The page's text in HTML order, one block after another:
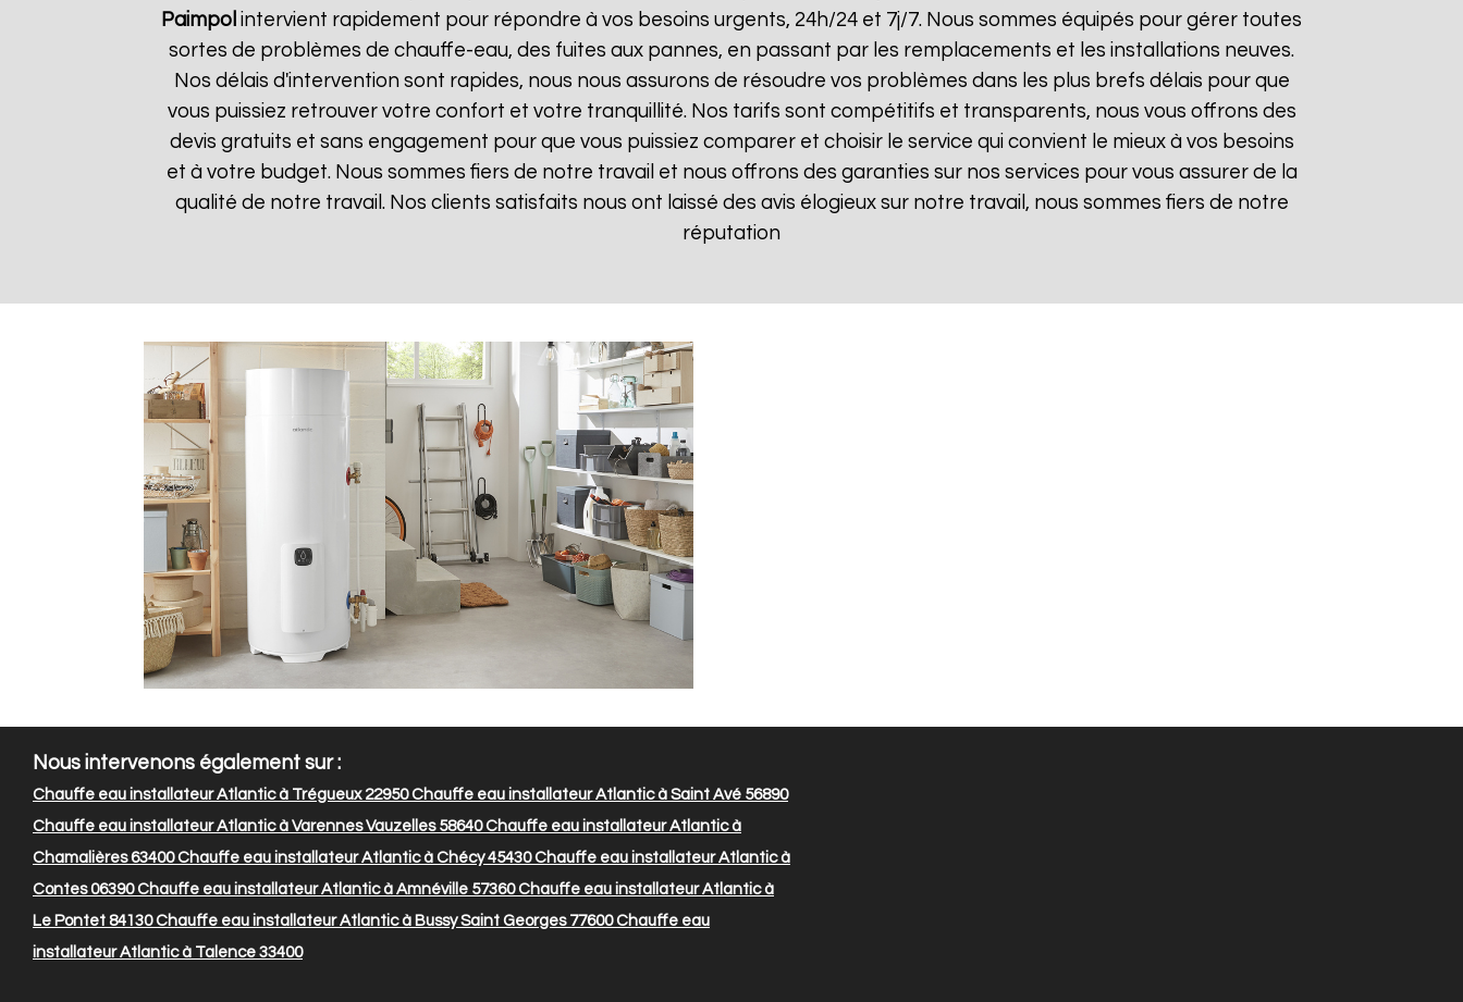
Paimpol intervient rapidement pour répondre à vos besoins urgents, 24h/24 et 7j/7. Nous sommes équipés pour gérer toutes
sortes de problèmes de chauffe-eau, des fuites aux pannes, en passant par les remplacements et les installations neuves.
Nos délais d'intervention sont rapides, nous nous assurons de résoudre vos problèmes dans les plus brefs délais pour que
vous puissiez retrouver votre confort et votre tranquillité. Nos tarifs sont compétitifs et transparents, nous vous offrons des
devis gratuits et sans engagement pour que vous puissiez comparer et choisir le service qui convient le mieux à vos besoins
et à votre budget. Nous sommes fiers de notre travail et nous offrons des garanties sur nos services pour vous assurer de la
qualité de notre travail. Nos clients satisfaits nous ont laissé des avis élogieux sur notre travail, nous sommes fiers de notre
réputation
Nous intervenons également sur :
Chauffe eau installateur Atlantic à Trégueux 22950Chauffe eau installateur Atlantic à Saint Avé 56890
Chauffe eau installateur Atlantic à Varennes Vauzelles 58640Chauffe eau installateur Atlantic à
Chamalières 63400Chauffe eau installateur Atlantic à Chécy 45430Chauffe eau installateur Atlantic à
Contes 06390Chauffe eau installateur Atlantic à Amnéville 57360Chauffe eau installateur Atlantic à
Le Pontet 84130Chauffe eau installateur Atlantic à Bussy Saint Georges 77600Chauffe eau
installateur Atlantic à Talence 33400